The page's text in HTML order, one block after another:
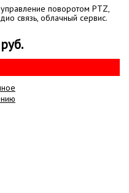
поворотом PTZ,
связь, облачный сервис.